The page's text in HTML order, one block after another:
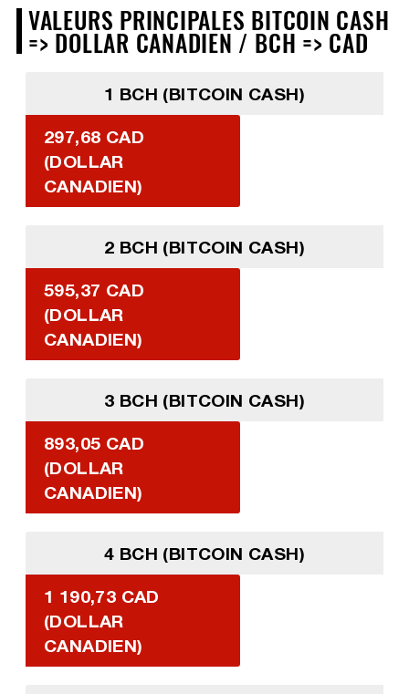
VALEURS PRINCIPALES BITCOIN CASH
=> DOLLAR CANADIEN / BCH => CAD
1 BCH (BITCOIN CASH)
297,68 CAD
(DOLLAR
CANADIEN)
2 BCH (BITCOIN CASH)
595,37 CAD
(DOLLAR
CANADIEN)
3 BCH (BITCOIN CASH)
893,05 CAD
(DOLLAR
CANADIEN)
4 BCH (BITCOIN CASH)
1 190,73 CAD
(DOLLAR
CANADIEN)